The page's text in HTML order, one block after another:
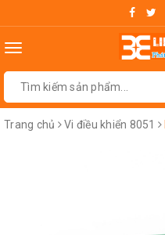
Toggle
Trang chủ Vi điều khiển 8051